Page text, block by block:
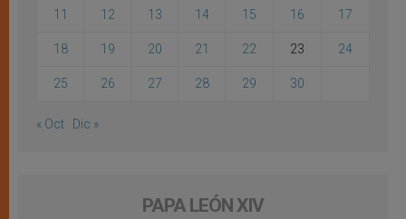
11 12 13 14 15 16 17
18 19 20 21 22 23 24
25 26 27 28 29 30
« Oct Dic »
PAPA LEÓN XIV